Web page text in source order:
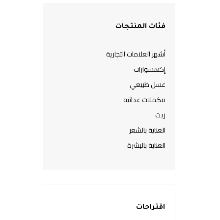
فئات المنتجات
أشهر العلامات التجارية
إكسسوارات
عسل طبيعي
مكملات غذائية
زيت
العناية بالشعر
العناية بالبشرة
اقتراحات